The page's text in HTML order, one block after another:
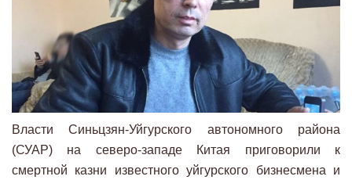
Власти Синьцзян-Уйгурского автономного района
(СУАР) на северо-западе Китая приговорили к
смертной казни известного уйгурского бизнесмена и